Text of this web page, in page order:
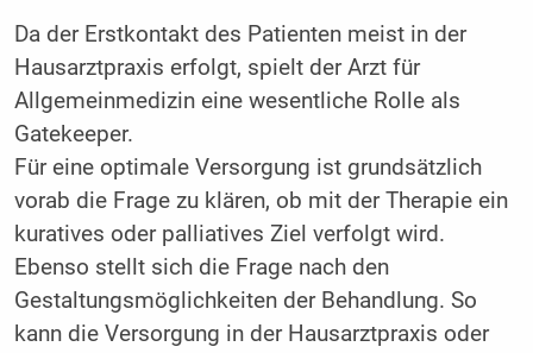
Da der Erstkontakt des Patienten meist in der
Hausarztpraxis erfolgt, spielt der Arzt für
Allgemeinmedizin eine wesentliche Rolle als
Gatekeeper.
Für eine optimale Versorgung ist grundsätzlich
vorab die Frage zu klären, ob mit der Therapie ein
kuratives oder palliatives Ziel verfolgt wird.
Ebenso stellt sich die Frage nach den
Gestaltungsmöglichkeiten der Behandlung. So
kann die Versorgung in der Hausarztpraxis oder